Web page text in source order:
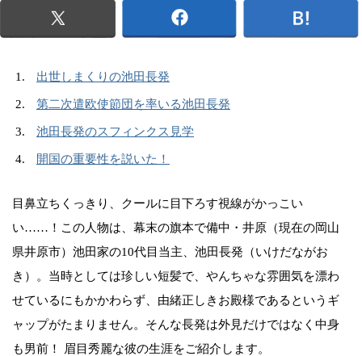
出世しまくりの池田長発
第二次遣欧使節団を率いる池田長発
池田長発のスフィンクス見学
開国の重要性を説いた！
目鼻立ちくっきり、クールに目下ろす視線がかっこい
い……！この人物は、幕末の旗本で備中・井原（現在の岡山
県井原市）池田家の10代目当主、池田長発（いけだながお
き）。当時としては珍しい短髪で、やんちゃな雰囲気を漂わ
せているにもかかわらず、由緒正しきお殿様であるというギ
ャップがたまりません。そんな長発は外見だけではなく中身
も男前！ 眉目秀麗な彼の生涯をご紹介します。